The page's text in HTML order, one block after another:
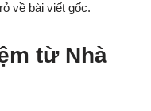
về bài viết gốc.
từ Nhà